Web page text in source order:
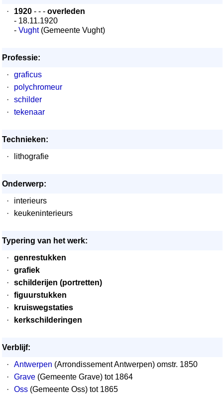
·
1920 - - - overleden
- 18.11.1920
- Vught(Gemeente Vught)
Professie:
·
graficus
·
polychromeur
·
schilder
·
tekenaar
Technieken:
·
lithografie
Onderwerp:
·
interieurs
·
keukeninterieurs
Typering van het werk:
·
genrestukken
·
grafiek
·
schilderijen (portretten)
·
figuurstukken
·
kruiswegstaties
·
kerkschilderingen
Verblijf:
·
Antwerpen (Arrondissement Antwerpen) omstr. 1850
·
Grave (Gemeente Grave) tot 1864
·
Oss (Gemeente Oss) tot 1865